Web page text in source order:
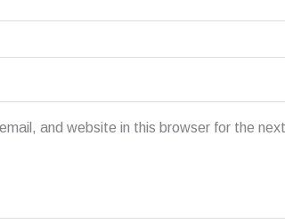
and website in this browser for the